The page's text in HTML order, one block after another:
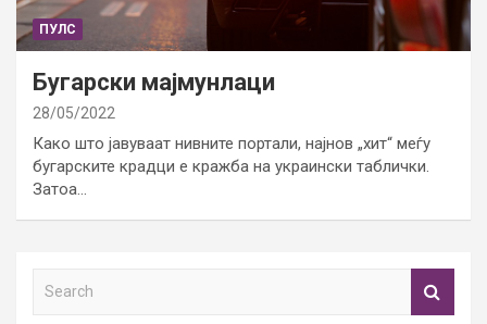
ПУЛС
Бугарски мајмунлаци
28/05/2022
Како што јавуваат нивните портали, најнов „хит“ меѓу
бугарските крадци е кражба на украински таблички.
Затоа…